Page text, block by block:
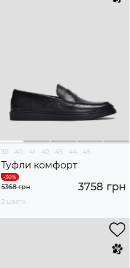
39 40 41 42 43 44 45
Туфли комфорт
3758 грн
5368 грн
2 цвета